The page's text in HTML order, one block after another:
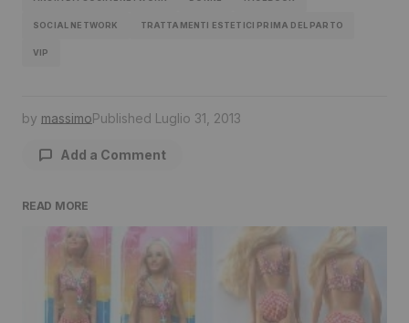
SOCIAL NETWORK TRATTAMENTI ESTETICI PRIMA DEL PARTO
VIP
by massimoPublished Luglio 31, 2013
Add a Comment
Il tuo indirizzo email non sarà pubblicato.
I
campi obbligatori sono contrassegnati
*
Comment
READ MORE